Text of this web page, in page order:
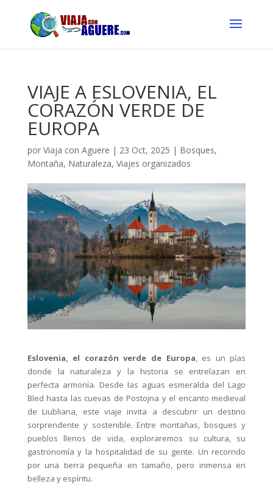
VIAJE A ESLOVENIA, EL
CORAZÓN VERDE DE
EUROPA
por Viaja con Aguere | 23 Oct, 2025 | Bosques,
Montaña, Naturaleza, Viajes organizados
Eslovenia, el corazón verde de Europa, es un pías
donde la naturaleza y la historia se entrelazan en
perfecta armonía. Desde las aguas esmeralda del Lago
Bled hasta las cuevas de Postojna y el encanto medieval
de Liubliana, este viaje invita a descubrir un destino
sorprendente y sostenible. Entre montañas, bosques y
pueblos llenos de vida, exploraremos su cultura, su
gastronomía y la hospitalidad de su gente. Un recorrido
por una tierra pequeña en tamaño, pero inmensa en
belleza y espíritu.